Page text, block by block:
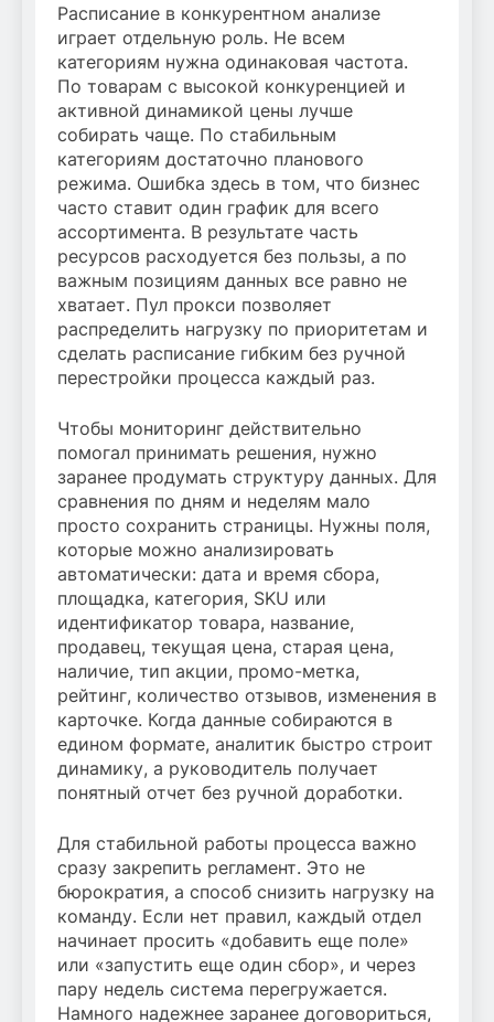
Расписание в конкурентном анализе
играет отдельную роль. Не всем
категориям нужна одинаковая частота.
По товарам с высокой конкуренцией и
активной динамикой цены лучше
собирать чаще. По стабильным
категориям достаточно планового
режима. Ошибка здесь в том, что бизнес
часто ставит один график для всего
ассортимента. В результате часть
ресурсов расходуется без пользы, а по
важным позициям данных все равно не
хватает. Пул прокси позволяет
распределить нагрузку по приоритетам и
сделать расписание гибким без ручной
перестройки процесса каждый раз.
Чтобы мониторинг действительно
помогал принимать решения, нужно
заранее продумать структуру данных. Для
сравнения по дням и неделям мало
просто сохранить страницы. Нужны поля,
которые можно анализировать
автоматически: дата и время сбора,
площадка, категория, SKU или
идентификатор товара, название,
продавец, текущая цена, старая цена,
наличие, тип акции, промо-метка,
рейтинг, количество отзывов, изменения в
карточке. Когда данные собираются в
едином формате, аналитик быстро строит
динамику, а руководитель получает
понятный отчет без ручной доработки.
Для стабильной работы процесса важно
сразу закрепить регламент. Это не
бюрократия, а способ снизить нагрузку на
команду. Если нет правил, каждый отдел
начинает просить «добавить еще поле»
или «запустить еще один сбор», и через
пару недель система перегружается.
Намного надежнее заранее договориться,